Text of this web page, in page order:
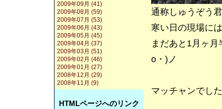
通称しゅうぞう
寒い日の現場に
まだあと1月ヶ
o・)ノ
マッチャンで
2009年09月 (41)
2009年08月 (59)
2009年07月 (53)
2009年06月 (43)
2009年05月 (45)
2009年04月 (37)
2009年03月 (51)
2009年02月 (46)
2009年01月 (27)
2008年12月 (29)
2008年11月 (9)
HTMLページへのリンク